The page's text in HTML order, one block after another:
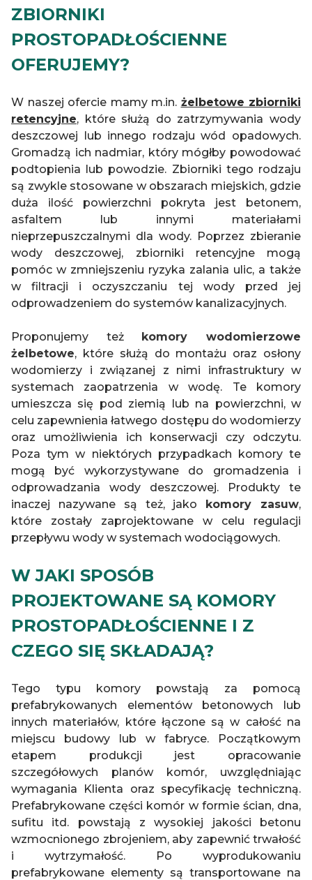
ZBIORNIKI
PROSTOPADŁOŚCIENNE
OFERUJEMY?
W naszej ofercie mamy m.in. żelbetowe zbiorniki
retencyjne, które służą do zatrzymywania wody
deszczowej lub innego rodzaju wód opadowych.
Gromadzą ich nadmiar, który mógłby powodować
podtopienia lub powodzie. Zbiorniki tego rodzaju
są zwykle stosowane w obszarach miejskich, gdzie
duża ilość powierzchni pokryta jest betonem,
asfaltem lub innymi materiałami
nieprzepuszczalnymi dla wody. Poprzez zbieranie
wody deszczowej, zbiorniki retencyjne mogą
pomóc w zmniejszeniu ryzyka zalania ulic, a także
w filtracji i oczyszczaniu tej wody przed jej
odprowadzeniem do systemów kanalizacyjnych.
Proponujemy też komory wodomierzowe
żelbetowe, które służą do montażu oraz osłony
wodomierzy i związanej z nimi infrastruktury w
systemach zaopatrzenia w wodę. Te komory
umieszcza się pod ziemią lub na powierzchni, w
celu zapewnienia łatwego dostępu do wodomierzy
oraz umożliwienia ich konserwacji czy odczytu.
Poza tym w niektórych przypadkach komory te
mogą być wykorzystywane do gromadzenia i
odprowadzania wody deszczowej. Produkty te
inaczej nazywane są też, jako komory zasuw,
które zostały zaprojektowane w celu regulacji
przepływu wody w systemach wodociągowych.
W JAKI SPOSÓB
PROJEKTOWANE SĄ KOMORY
PROSTOPADŁOŚCIENNE I Z
CZEGO SIĘ SKŁADAJĄ?
Tego typu komory powstają za pomocą
prefabrykowanych elementów betonowych lub
innych materiałów, które łączone są w całość na
miejscu budowy lub w fabryce. Początkowym
etapem produkcji jest opracowanie
szczegółowych planów komór, uwzględniając
wymagania Klienta oraz specyfikację techniczną.
Prefabrykowane części komór w formie ścian, dna,
sufitu itd. powstają z wysokiej jakości betonu
wzmocnionego zbrojeniem, aby zapewnić trwałość
i wytrzymałość. Po wyprodukowaniu
prefabrykowane elementy są transportowane na